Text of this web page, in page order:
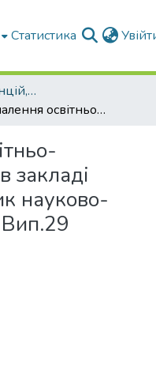
Статистика
Матеріали конференцій, збірники ТДАТУ
Удосконалення освітньо-виховного процесу в закладі вищої освіти: збірник науково- методичних праць. Вип.29
закладі
науково-